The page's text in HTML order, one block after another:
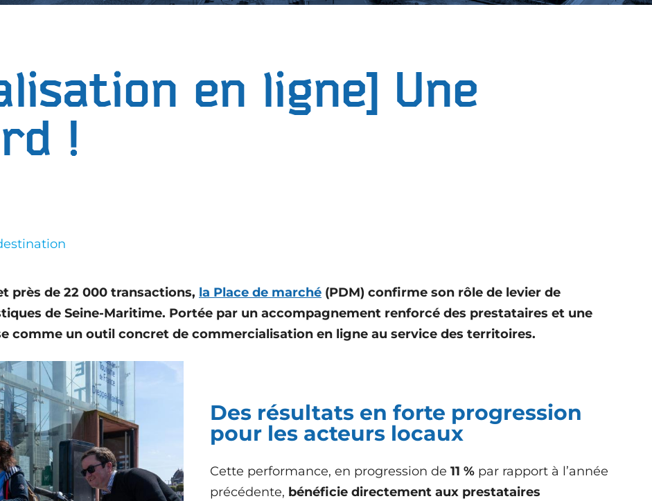
en ligne] Une
!
près de 22 000 transactions, la Place de marché (PDM) confirme son rôle de levier de
de Seine-Maritime. Portée par un accompagnement renforcé des prestataires et une
comme un outil concret de commercialisation en ligne au service des territoires.
Des résultats en forte progression
pour les acteurs locaux
Cette performance, en progression de 11 % par rapport à l’année
précédente, bénéficie directement aux prestataires